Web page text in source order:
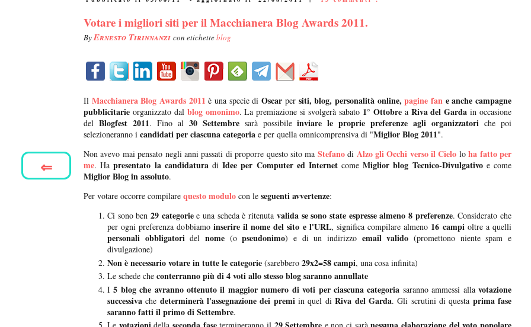
Votare i migliori siti per il Macchianera Blog Awards 2011.
ByErnesto Tirinnanzi con etichetteblog
Il Macchianera Blog Awards 2011 è una specie di Oscar per siti, blog, personalità online,pagine fan e anche campagne
pubblicitarie organizzato dal blog omonimo. La premiazione si svolgerà sabato 1° OttobreaRiva del Garda in occasione
del Blogfest 2011. Fino al 30 Settembresarà possibileinviare le proprie preferenze agli organizzatori che poi
selezioneranno i candidati per ciascuna categoria e per quella omnicomprensiva di "Miglior Blog 2011".
Non avevo mai pensato negli anni passati di proporre questo sito ma Stefanodi Alzo gli Occhi verso il Cielo lo ha fatto per
me. Hapresentato la candidaturadiIdee per Computer ed InternetcomeMiglior blog Tecnico-Divulgativoe come
Miglior Blog in assoluto.
Per votare occorre compilare questo modulo con le seguenti avvertenze:
Ci sono ben 29 categoriee una scheda è ritenuta valida se sono state espresse almeno 8 preferenze. Considerato che
per ogni preferenza dobbiamo inserire il nome del sito e l'URL, significa compilare almeno 16 campioltre a quelli
personali obbligatoridel nome (opseudonimo) e di un indirizzo email valido (promettono niente spam e
divulgazione)
Non è necessario votare in tutte le categorie (sarebbero 29x2=58 campi, una cosa infinita)
Le schede che conterranno più di 4 voti allo stesso blog saranno annullate
I5 blog che avranno ottenuto il maggior numero di voti per ciascuna categoria saranno ammessi allavotazione
successiva che determinerà l'assegnazione dei premi in quel diRiva del Garda. Gli scrutini di questa prima fase
saranno fatti il primo di Settembre.
⇐